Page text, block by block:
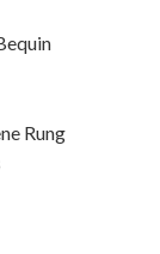
Rung